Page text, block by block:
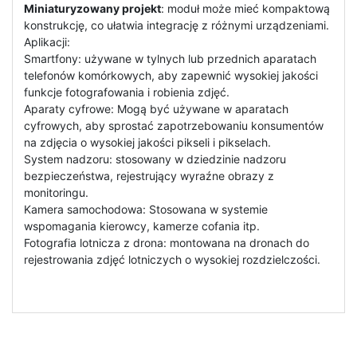
Miniaturyzowany projekt: moduł może mieć kompaktową
konstrukcję, co ułatwia integrację z różnymi urządzeniami.
Aplikacji:
Smartfony: używane w tylnych lub przednich aparatach
telefonów komórkowych, aby zapewnić wysokiej jakości
funkcje fotografowania i robienia zdjęć.
Aparaty cyfrowe: Mogą być używane w aparatach
cyfrowych, aby sprostać zapotrzebowaniu konsumentów
na zdjęcia o wysokiej jakości pikseli i pikselach.
System nadzoru: stosowany w dziedzinie nadzoru
bezpieczeństwa, rejestrujący wyraźne obrazy z
monitoringu.
Kamera samochodowa: Stosowana w systemie
wspomagania kierowcy, kamerze cofania itp.
Fotografia lotnicza z drona: montowana na dronach do
rejestrowania zdjęć lotniczych o wysokiej rozdzielczości.